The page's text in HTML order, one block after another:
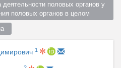
половых органов у
половых органов в целом
1